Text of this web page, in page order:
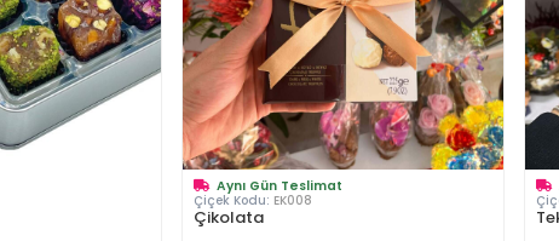
Aynı Gün Teslimat
Çiçek Kodu: EK008
Çikolata